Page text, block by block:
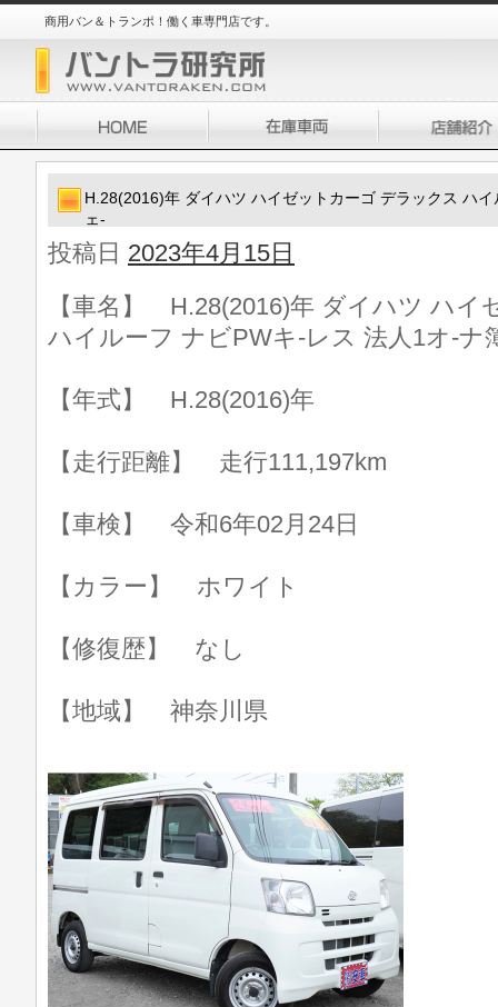
商用バン＆トランポ！働く車専門店です。
H.28(2016)年 ダイハツ ハイゼットカーゴ デラックス ハ
ェ-
投稿日 2023年4月15日
【車名】 H.28(2016)年 ダイハツ ハイ
ハイルーフ ナビPWキ-レス 法人1オ-ナ
【年式】 H.28(2016)年
【走行距離】 走行111,197km
【車検】 令和6年02月24日
【カラー】 ホワイト
【修復歴】 なし
【地域】 神奈川県